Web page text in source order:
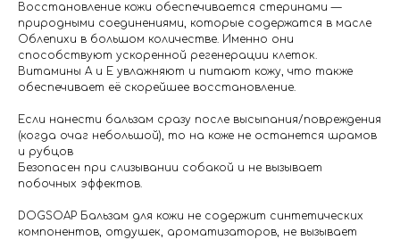
Восстановление кожи обеспечивается стеринами —
природными соединениями, которые содержатся в масле
Облепихи в большом количестве. Именно они
способствуют ускоренной регенерации клеток.
Витамины A и E увлажняют и питают кожу, что также
обеспечивает её скорейшее восстановление.
Если нанести бальзам сразу после высыпания/повреждения
(когда очаг небольшой), то на коже не останется шрамов
и рубцов
Безопасен при слизывании собакой и не вызывает
побочных эффектов.
DOGSOAP Бальзам для кожи не содержит синтетических
компонентов, отдушек, ароматизаторов, не вызывает